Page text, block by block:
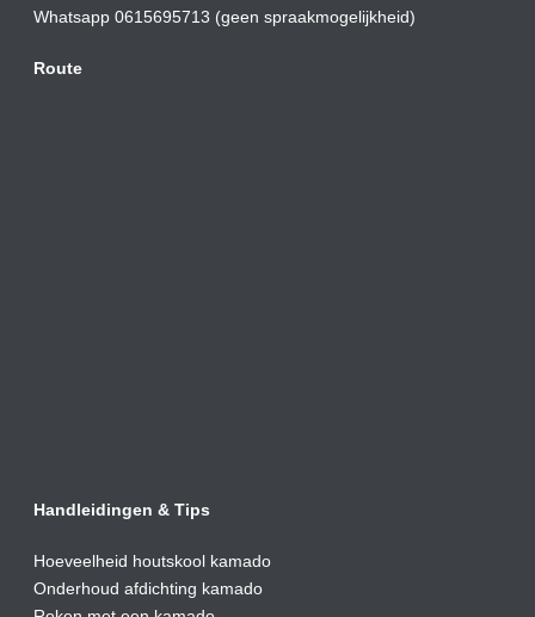
Whatsapp 0615695713 (geen spraakmogelijkheid)
Route
Handleidingen & Tips
Hoeveelheid houtskool kamado
Onderhoud afdichting kamado